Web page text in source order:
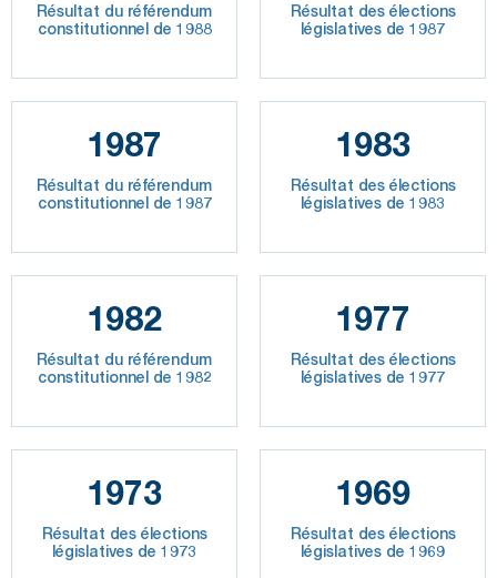
Résultat du référendum
constitutionnel de 1988
Résultat des élections
législatives de 1987
1987
Résultat du référendum
constitutionnel de 1987
1983
Résultat des élections
législatives de 1983
1982
Résultat du référendum
constitutionnel de 1982
1977
Résultat des élections
législatives de 1977
1973
Résultat des élections
législatives de 1973
1969
Résultat des élections
législatives de 1969